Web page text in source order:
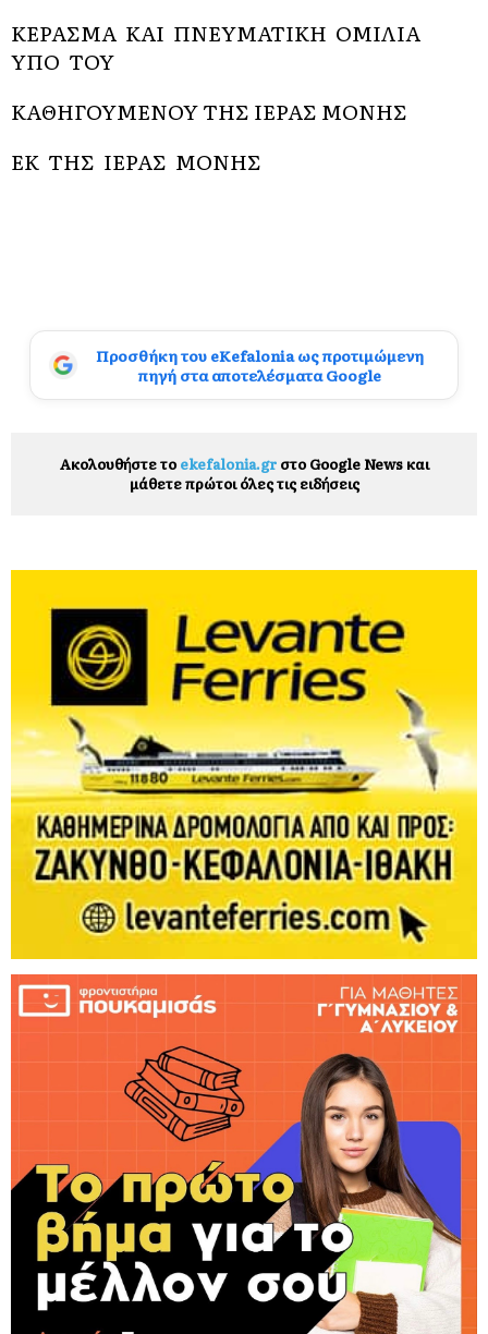
ΚΕΡΑΣΜΑ ΚΑΙ ΠΝΕΥΜΑΤΙΚΗ ΟΜΙΛΙΑ
ΥΠΟ ΤΟΥ
ΚΑΘΗΓΟΥΜΕΝΟΥ ΤΗΣ ΙΕΡΑΣ ΜΟΝΗΣ
ΕΚ ΤΗΣ ΙΕΡΑΣ ΜΟΝΗΣ
Προσθήκη του eKefalonia ως προτιμώμενη
πηγή στα αποτελέσματα Google
Ακολουθήστε το ekefalonia.grστο Google News και
μάθετε πρώτοι όλες τις ειδήσεις